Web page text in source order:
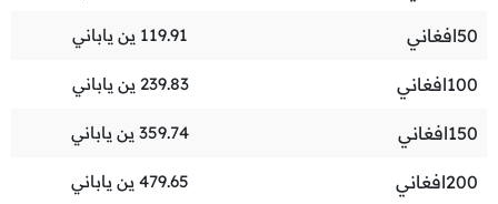
50افغاني 119.91 ين ياباني
100افغاني 239.83 ين ياباني
150افغاني 359.74 ين ياباني
200افغاني 479.65 ين ياباني